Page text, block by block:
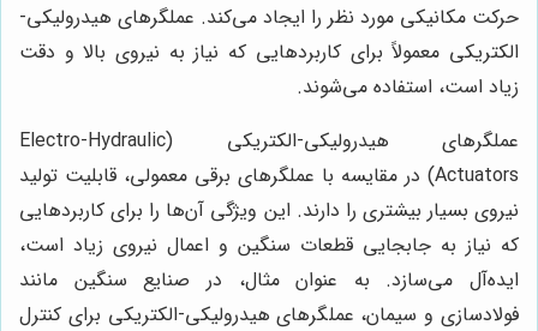
حرکت مکانیکی مورد نظر را ایجاد می‌کند. عملگرهای هیدرولیکی-
الکتریکی معمولاً برای کاربردهایی که نیاز به نیروی بالا و دقت
زیاد است، استفاده می‌شوند.
عملگرهای هیدرولیکی-الکتریکی (Electro-Hydraulic
Actuators) در مقایسه با عملگرهای برقی معمولی، قابلیت تولید
نیروی بسیار بیشتری را دارند. این ویژگی آن‌ها را برای کاربردهایی
که نیاز به جابجایی قطعات سنگین و اعمال نیروی زیاد است،
ایده‌آل می‌سازد. به عنوان مثال، در صنایع سنگین مانند
فولادسازی و سیمان، عملگرهای هیدرولیکی-الکتریکی برای کنترل